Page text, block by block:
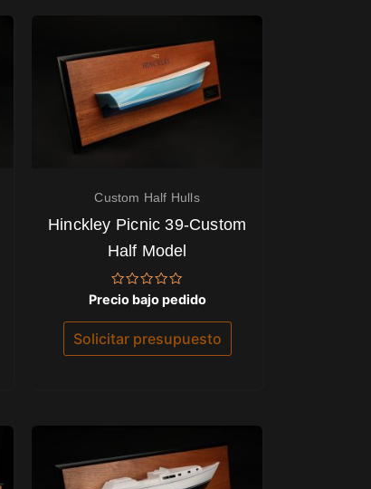
Custom Half Hulls
Hinckley Picnic 39-Custom
Half Model
Valorado
con
0
de
5
Precio bajo pedido
Solicitar presupuesto